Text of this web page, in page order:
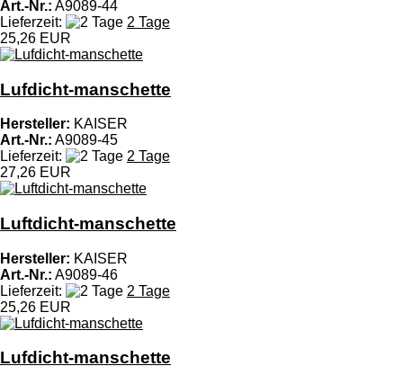
Art.-Nr.: A9089-44
Lieferzeit:
2 Tage
25,26 EUR
Lufdicht-manschette
Hersteller: KAISER
Art.-Nr.: A9089-45
Lieferzeit:
2 Tage
27,26 EUR
Luftdicht-manschette
Hersteller: KAISER
Art.-Nr.: A9089-46
Lieferzeit:
2 Tage
25,26 EUR
Lufdicht-manschette